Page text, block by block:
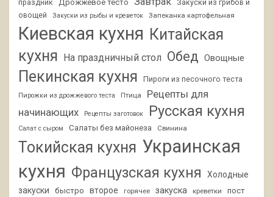
праздник
Дрожжевое тесто
Закуски из грибов и
овощей
Закуски из рыбы и креветок Запеканка картофельная
Киевская кухня Китайская
кухня На праздничный стол Обед Овощные
Пекинская кухня Пироги из песочного теста
Пирожки из дрожжевого теста Птица
Рецепты для
начинающих
Рецепты заготовок Русская кухня
Салат с сыром Салаты без майонеза Свинина
Токийская кухня Украинская
кухня Французская кухня
Холодные
закуски
быстро второе горячее закуска креветки пост